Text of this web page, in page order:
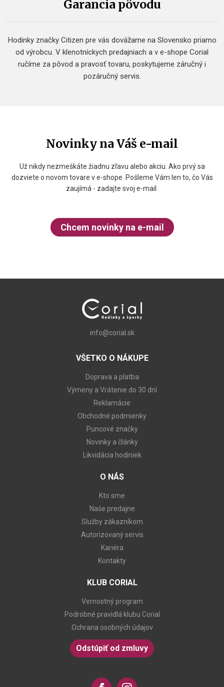
Garancia pôvodu
Hodinky značky Citizen pre vás dovážame na Slovensko priamo
od výrobcu. V klenotníckych predajniach a v e-shope Corial
ručíme za pôvod a pravosť tovaru, poskytujeme záručný i
pozáručný servis.
Novinky na Váš e-mail
Už nikdy nezmeškáte žiadnu zľavu alebo akciu. Ako prvý sa
dozviete o novom tovare v e-shope. Pošleme Vám len to, čo Vás
zaujímá - zadajte svoj e-mail.
Chcem novinky na e-mail
info@corial.sk
VŠETKO O NÁKUPE
Doprava a platba
Výmeny a Vrátenie do 30 dní
Reklamácie
Obchodné podmienky
Puncové značky
Novinky a články
Likvidácia hodiniek
O NÁS
Kto sme
Naše predajne
Služby zákazníkom
Autorizovaný servis
Kariéra
Kontakty
KLUB CORIAL
Vernostný program
Podrobné pravidlá klubu Corial
Ochrana osobných údajov
Odstúpiť od zmluvy